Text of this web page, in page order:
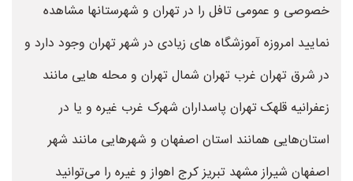
خصوصی و عمومی تافل را در تهران و شهرستانها مشاهده
نمایید امروزه آموزشگاه های زیادی در شهر تهران وجود دارد و
در شرق تهران غرب تهران شمال تهران و محله هایی مانند
زعفرانیه قلهک تهران پاسداران شهرک غرب غیره و یا در
استان‌هایی همانند استان اصفهان و شهرهایی مانند شهر
اصفهان شیراز مشهد تبریز کرج اهواز و غیره را می‌توانید